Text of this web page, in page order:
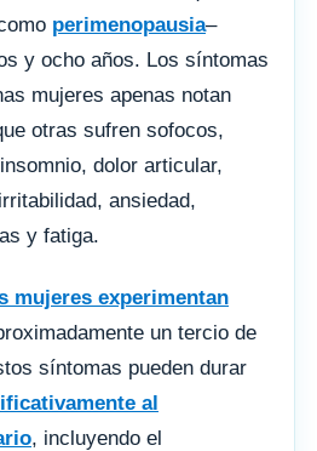
perimenopausia–
y ocho años. Los síntomas
mujeres apenas notan
otras sufren sofocos,
dolor articular,
ansiedad,
y fatiga.
mujeres experimentan
un tercio de
síntomas pueden durar
al
, incluyendo el